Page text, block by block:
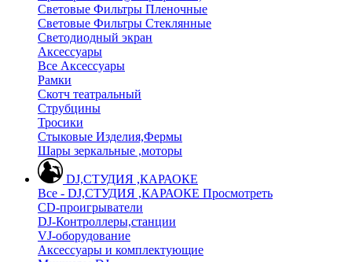
Световые Фильтры Пленочные
Световые Фильтры Стеклянные
Светодиодный экран
Аксессуары
Все Аксессуары
Рамки
Скотч театральный
Струбцины
Тросики
Стыковые Изделия,Фермы
Шары зеркальные ,моторы
DJ,СТУДИЯ ,КАРАОКЕ
Все - DJ,СТУДИЯ ,КАРАОКЕ Просмотреть
CD-проигрыватели
DJ-Контроллеры,станции
VJ-оборудование
Аксессуары и комплектующие